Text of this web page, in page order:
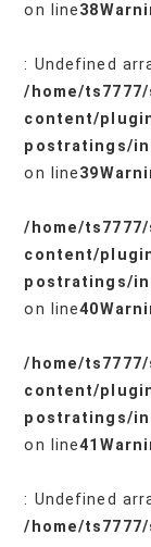
on line38
: Undefined
/home/
content/
postratings/
on line39
/home/
content/
postratings/
on line40
/home/
content/
postratings/
on line41
: Undefined
/home/